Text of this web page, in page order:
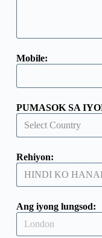
Mobile:
PUMASOK SA
Rehiyon:
Ang iyong lungsod: